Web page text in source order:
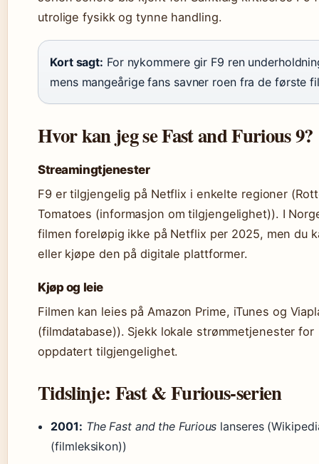
utrolige fysikk og tynne handling.
Kort sagt: For nykommere gir F9 ren
mens mangeårige fans savner roen fra de første
Hvor kan jeg se Fast and Furious 9?
Streamingtjenester
F9 er tilgjengelig på Netflix i enkelte regioner
Tomatoes (informasjon om tilgjengelighet)). I
filmen foreløpig ikke på Netflix per 2025, men du
eller kjøpe den på digitale plattformer.
Kjøp og leie
Filmen kan leies på Amazon Prime, iTunes og
(filmdatabase)). Sjekk lokale strømmetjenester for
oppdatert tilgjengelighet.
Tidslinje: Fast & Furious-serien
2001: The Fast and the Furious lanseres
(filmleksikon))